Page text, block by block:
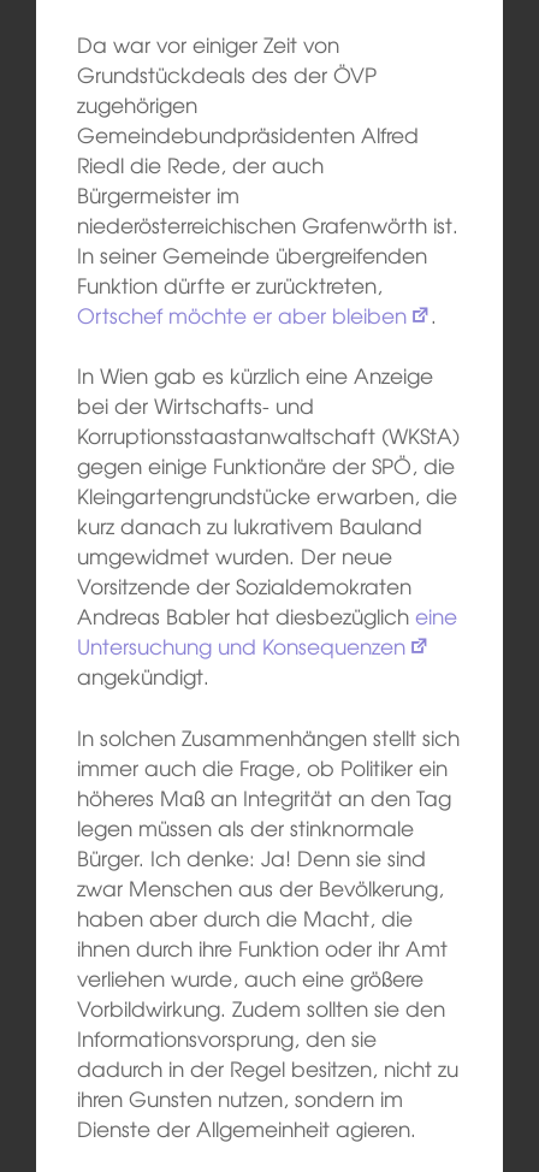
Da war vor einiger Zeit von
Grundstückdeals des der ÖVP
zugehörigen
Gemeindebundpräsidenten Alfred
Riedl die Rede, der auch
Bürgermeister im
niederösterreichischen Grafenwörth ist.
In seiner Gemeinde übergreifenden
Funktion dürfte er zurücktreten,
Ortschef möchte er aber bleiben
.
In Wien gab es kürzlich eine Anzeige
bei der Wirtschafts- und
Korruptionsstaastanwaltschaft (WKStA)
gegen einige Funktionäre der SPÖ, die
Kleingartengrundstücke erwarben, die
kurz danach zu lukrativem Bauland
umgewidmet wurden. Der neue
Vorsitzende der Sozialdemokraten
Andreas Babler hat diesbezüglich eine
Untersuchung und Konsequenzen
angekündigt.
In solchen Zusammenhängen stellt sich
immer auch die Frage, ob Politiker ein
höheres Maß an Integrität an den Tag
legen müssen als der stinknormale
Bürger. Ich denke: Ja! Denn sie sind
zwar Menschen aus der Bevölkerung,
haben aber durch die Macht, die
ihnen durch ihre Funktion oder ihr Amt
verliehen wurde, auch eine größere
Vorbildwirkung. Zudem sollten sie den
Informationsvorsprung, den sie
dadurch in der Regel besitzen, nicht zu
ihren Gunsten nutzen, sondern im
Dienste der Allgemeinheit agieren.